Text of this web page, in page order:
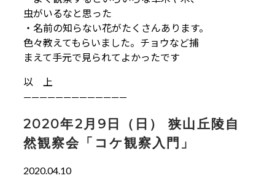
虫がいるなと思った
・名前の知らない花がたくさんあります。
色々教えてもらいました。チョウなど捕
まえて手元で見られてよかったです
以 上
—————————————
2020年2月9日（日） 狭山丘陵自
然観察会「コケ観察入門」
2020.04.10